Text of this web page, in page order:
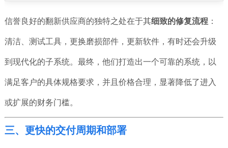
信誉良好的翻新供应商的独特之处在于其细致的修复流程：
清洁、测试工具，更换磨损部件，更新软件，有时还会升级
到现代化的子系统。最终，他们打造出一个可靠的系统，以
满足客户的具体规格要求，并且价格合理，显著降低了进入
或扩展的财务门槛。
三、更快的交付周期和部署